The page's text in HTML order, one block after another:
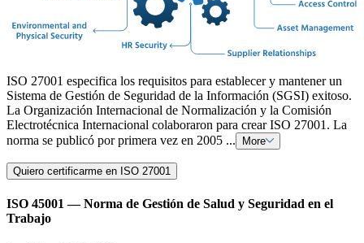
ISO 27001 especifica los requisitos para establecer y mantener un
Sistema de Gestión de Seguridad de la Información (SGSI) exitoso.
La Organización Internacional de Normalización y la Comisión
Electrotécnica Internacional colaboraron para crear ISO 27001. La
norma se publicó por primera vez en 2005 ...
More
Quiero certificarme en ISO 27001
ISO 45001 — Norma de Gestión de Salud y Seguridad en el
Trabajo